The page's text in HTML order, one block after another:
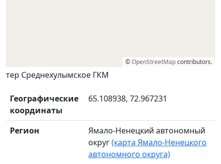
©OpenStreetMapcontributors.
тер Среднехулымское ГКМ
Географические
координаты
65.108938, 72.967231
Регион
Ямало-Ненецкий автономный
округ(карта Ямало-Ненецкого
автономного округа)